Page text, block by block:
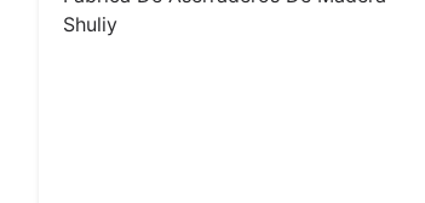
Shuliy